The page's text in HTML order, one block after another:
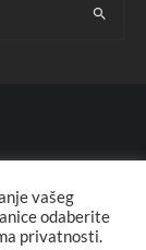
KONTAKT
vašeg
odaberite
privatnosti.